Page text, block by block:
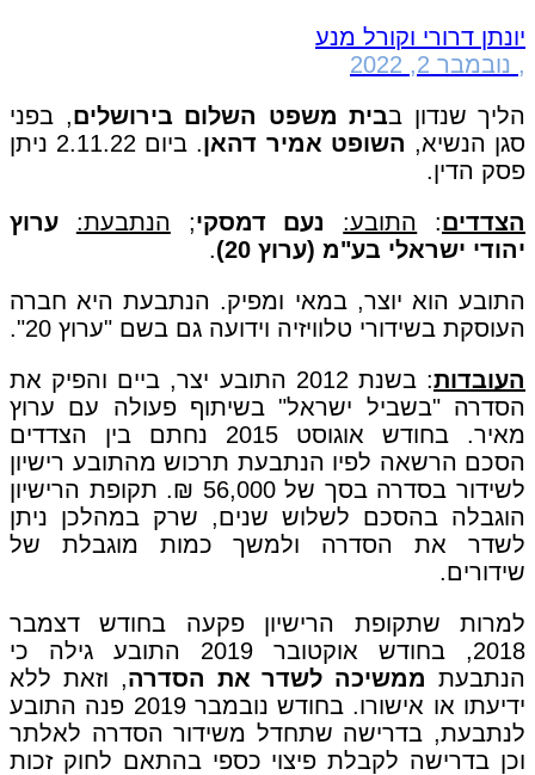
יונתן דרורי וקורל מנע
, נובמבר 2, 2022
הליך שנדון בבית משפט השלום בירושלים, בפני
סגן הנשיא, השופט אמיר דהאן
. ביום 2.11.22 ניתן
פסק הדין.
הצדדים: התובע: נעם דמסקי; הנתבעת:
ערוץ
יהודי ישראלי בע"מ (ערוץ 20)
.
התובע הוא יוצר, במאי ומפיק. הנתבעת היא חברה
העוסקת בשידורי טלוויזיה וידועה גם בשם "ערוץ 20".
העובדות
: בשנת 2012 התובע יצר, ביים והפיק את
הסדרה "בשביל ישראל" בשיתוף פעולה עם ערוץ
מאיר. בחודש אוגוסט 2015 נחתם בין הצדדים
הסכם הרשאה לפיו הנתבעת תרכוש מהתובע רישיון
לשידור בסדרה בסך של 56,000 ₪. תקופת הרישיון
הוגבלה בהסכם לשלוש שנים, שרק במהלכן ניתן
לשדר את הסדרה ולמשך כמות מוגבלת של
שידורים.
למרות שתקופת הרישיון פקעה בחודש דצמבר
2018, בחודש אוקטובר 2019 התובע גילה כי
הנתבעת ממשיכה לשדר את הסדרה, וזאת ללא
ידיעתו או אישורו. בחודש נובמבר 2019 פנה התובע
לנתבעת, בדרישה שתחדל משידור הסדרה לאלתר
וכן בדרישה לקבלת פיצוי כספי בהתאם לחוק זכות